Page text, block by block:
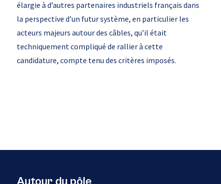
élargie à d’autres partenaires industriels français dans
la perspective d’un futur système, en particulier les
acteurs majeurs autour des câbles, qu’il était
techniquement compliqué de rallier à cette
candidature, compte tenu des critères imposés.